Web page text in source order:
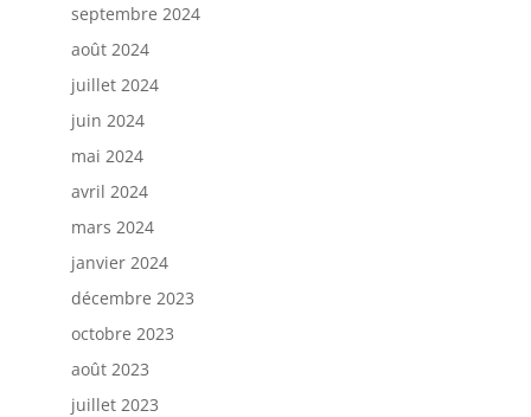
septembre 2024
août 2024
juillet 2024
juin 2024
mai 2024
avril 2024
mars 2024
janvier 2024
décembre 2023
octobre 2023
août 2023
juillet 2023